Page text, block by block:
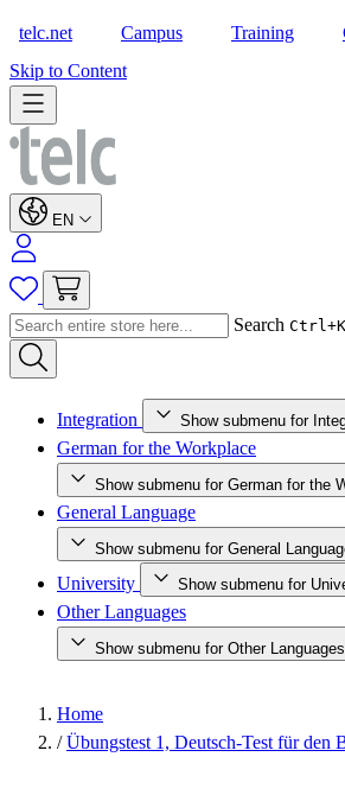
telc.net Campus Training
Skip to Content
EN
Search Ctrl+K
Integration Show submenu for
German for the Workplace
Show submenu for German for the
General Language
Show submenu for General
University Show submenu for
Other Languages
Show submenu for Other
Home
/ Übungstest 1, Deutsch-Test für den